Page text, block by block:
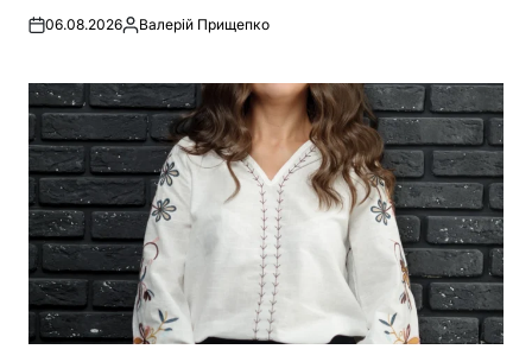
06.08.2026Posted
Валерій Прищепко